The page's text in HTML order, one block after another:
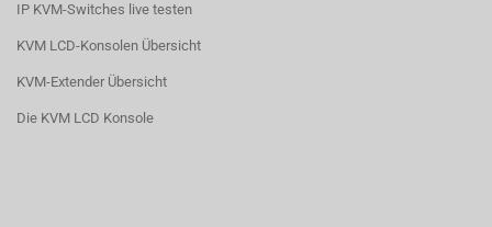
IP KVM-Switches live testen
KVM LCD-Konsolen Übersicht
KVM-Extender Übersicht
Die KVM LCD Konsole